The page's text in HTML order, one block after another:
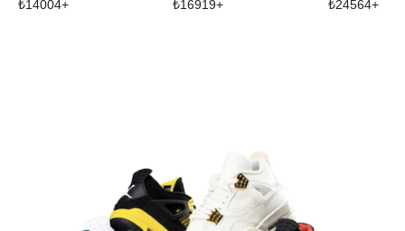
₺14004+ ₺16919+ ₺24564+